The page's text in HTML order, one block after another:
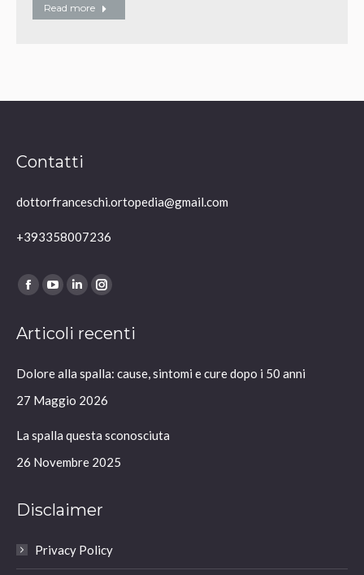
Read more
Contatti
dottorfranceschi.ortopedia@gmail.com
+393358007236
Ci puoi trovare su:
Facebook
opens
new
window
YouTube
opens
new
window
Linkedin
opens
new
window
Instagram
opens
new
window
Articoli recenti
Dolore alla spalla: cause, sintomi e cure dopo i 50 anni
27 Maggio 2026
La spalla questa sconosciuta
26 Novembre 2025
Disclaimer
Privacy Policy